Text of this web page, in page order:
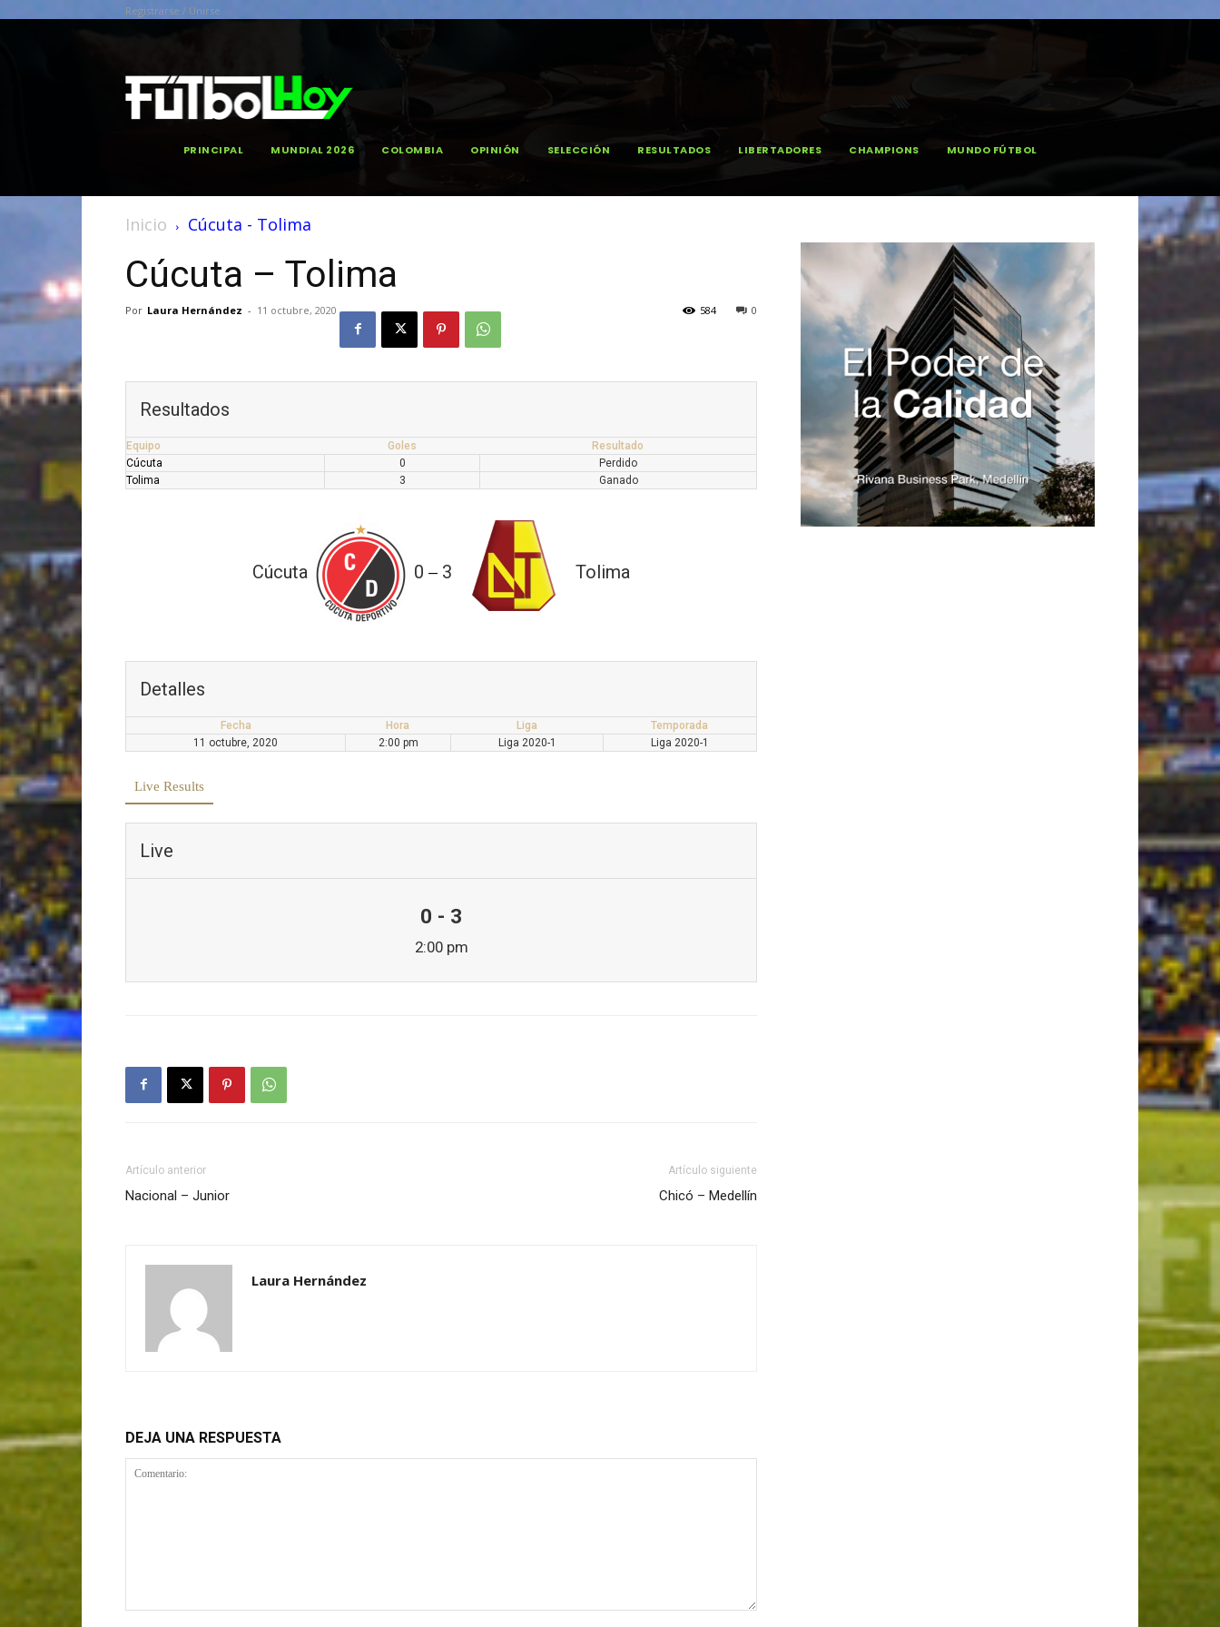
Registrarse / Unirse
PRINCIPAL MUNDIAL 2026 COLOMBIA OPINIÓN SELECCIÓN RESULTADOS LIBERTADORES CHAMPIONS MUNDO FÚTBOL
Inicio Cúcuta - Tolima
Cúcuta – Tolima
Por Laura Hernández - 11 octubre, 2020 0
584
Resultados
Equipo Goles
Resultado
Cúcuta
0
Perdido
Tolima
3 Ganado
Cúcuta 0 — 3 Tolima
Detalles
Fecha Hora Liga
Temporada
11 octubre, 2020
2:00 pm Liga 2020-1 Liga 2020-1
Live Results
Live
0 - 3
2:00 pm
Artículo anterior
Nacional – Junior
Artículo siguiente
Chicó – Medellín
Laura Hernández
DEJA UNA RESPUESTA